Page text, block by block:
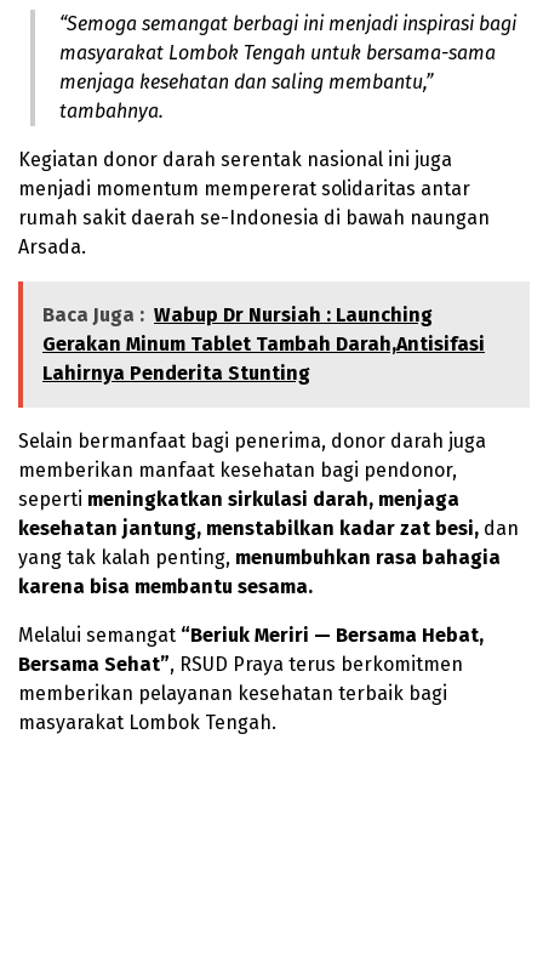
“Semoga semangat berbagi ini menjadi inspirasi bagi
masyarakat Lombok Tengah untuk bersama-sama
menjaga kesehatan dan saling membantu,”
tambahnya.
Kegiatan donor darah serentak nasional ini juga
menjadi momentum mempererat solidaritas antar
rumah sakit daerah se-Indonesia di bawah naungan
Arsada.
Baca Juga : Wabup Dr Nursiah : Launching
Gerakan Minum Tablet Tambah Darah,Antisifasi
Lahirnya Penderita Stunting
Selain bermanfaat bagi penerima, donor darah juga
memberikan manfaat kesehatan bagi pendonor,
seperti meningkatkan sirkulasi darah, menjaga
kesehatan jantung, menstabilkan kadar zat besi, dan
yang tak kalah penting, menumbuhkan rasa bahagia
karena bisa membantu sesama.
Melalui semangat “Beriuk Meriri — Bersama Hebat,
Bersama Sehat”, RSUD Praya terus berkomitmen
memberikan pelayanan kesehatan terbaik bagi
masyarakat Lombok Tengah.